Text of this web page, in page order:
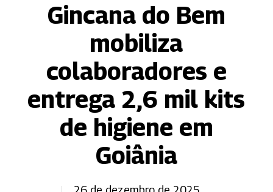
Gincana do Bem
mobiliza
colaboradores e
entrega 2,6 mil kits
de higiene em
Goiânia